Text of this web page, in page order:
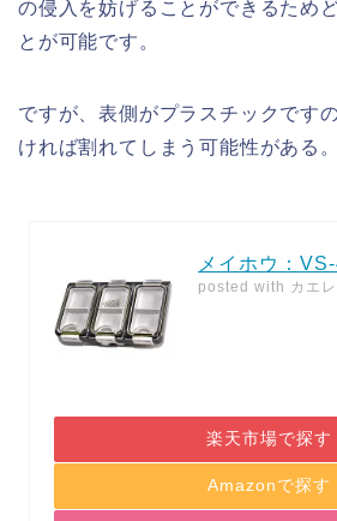
の侵入を妨げることができるため
とが可能です。
ですが、表側がプラスチックです
ければ割れてしまう可能性がある。
メイホウ：
posted with カエ
楽天市場で探す
Amazonで探す